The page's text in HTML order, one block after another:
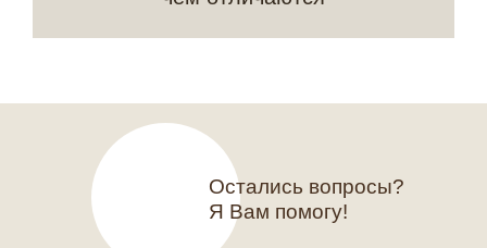
Остались вопросы?
Я Вам помогу!